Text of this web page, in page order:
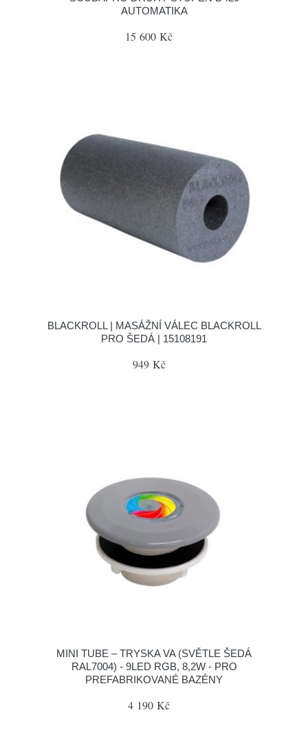
AUTOMATIKA
15 600 Kč
BLACKROLL | MASÁŽNÍ VÁLEC BLACKROLL
PRO ŠEDÁ | 15108191
949 Kč
MINI TUBE – TRYSKA VA (SVĚTLE ŠEDÁ
RAL7004) - 9LED RGB, 8,2W - PRO
PREFABRIKOVANÉ BAZÉNY
4 190 Kč